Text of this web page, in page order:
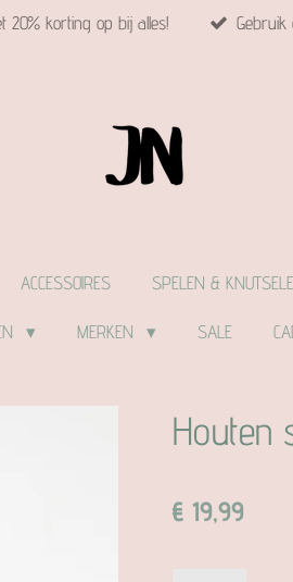
20% korting op bij alles! Gebruik
ACCESSOIRES SPELEN &
MERKEN SALE
Houten
€ 19,99